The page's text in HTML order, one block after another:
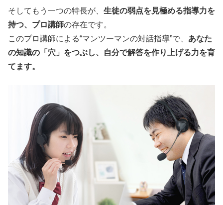
そしてもう一つの特長が、 生徒の弱点を見極める指導力を
持つ、プロ講師の存在です。
このプロ講師による“マンツーマンの対話指導”で、 あなた
の知識の「穴」をつぶし、自分で解答を作り上げる力を育
てます。